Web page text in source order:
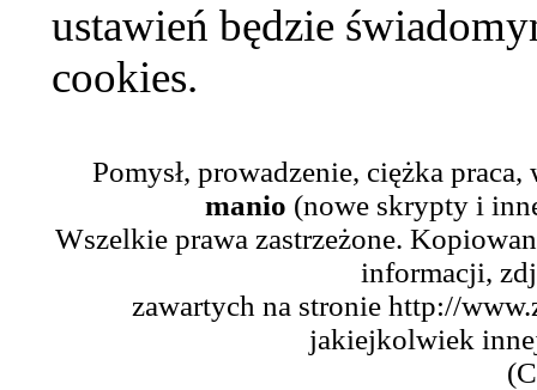
ustawień będzie
cookies.
Pomysł, prowadzenie, ciężka
manio (nowe skrypty i
Wszelkie prawa zastrzeżone.
informacji,
zawartych na stronie http://
jakiejkolwiek